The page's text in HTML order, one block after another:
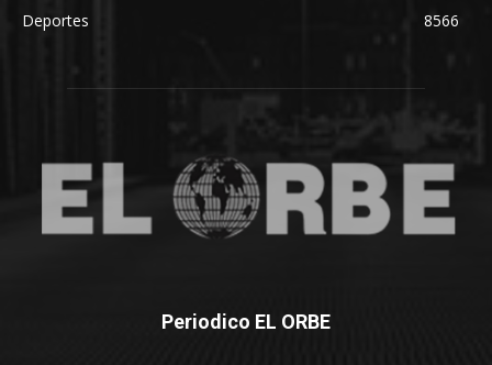
Deportes
8566
Periodico EL ORBE